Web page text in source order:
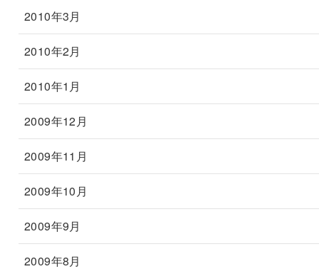
2010年3月
2010年2月
2010年1月
2009年12月
2009年11月
2009年10月
2009年9月
2009年8月